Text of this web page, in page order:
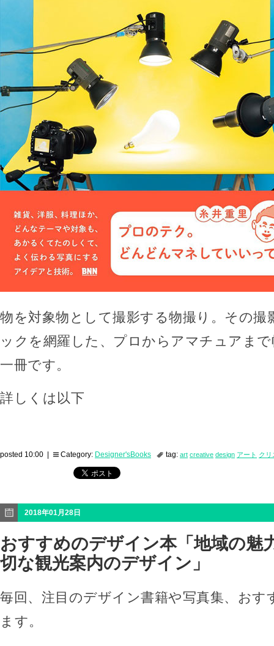
物を対象物として撮影する物撮り。その撮
ックを網羅した、プロからアマチュアま
一冊です。
詳しくは以下
posted 10:00 | Category: Designer'sBooks tag: art creative design アート クリ
2018年01月28日
おすすめのデザイン本「地域の魅
切な観光案内のデザイン」
毎回、注目のデザイン書籍や写真集、おす
ます。